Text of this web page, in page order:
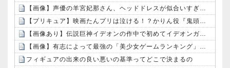
【画像】声優の羊宮妃那さん、ヘッドドレスが似合いすぎるｗｗｗｗ
【プリキュア】映画たんプリは泣ける！？かりん役『鬼頭明里さん』アラン役『島﨑信長さん』レイン役『内山昂輝さん』だと判明！！
【画像あり】伝説巨神イデオンの作中で初めてイデオンガンを使用しその威力を目にした主人公達の反応がこちら…
【画像】有志によって最強の「美少女ゲームランキング」が発表！!！ あの名作も：26/08/09のニュース
フィギュアの出来の良い悪いの基準ってどこで決まるの